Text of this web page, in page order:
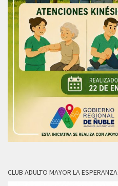
CLUB ADULTO MAYOR LA ESPERANZA